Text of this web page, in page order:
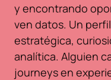
y encontrando
ven datos. Un
estratégica,
analítica. Alguien
journeys en